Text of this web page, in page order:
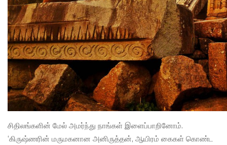
சிதிலங்களின் மேல் அமர்ந்து நாங்கள் இளைப்பாறினோம்.
‘கிருஷ்ணரின் மருமகனான அனிருத்தன், ஆயிரம் கைகள் கொண்ட